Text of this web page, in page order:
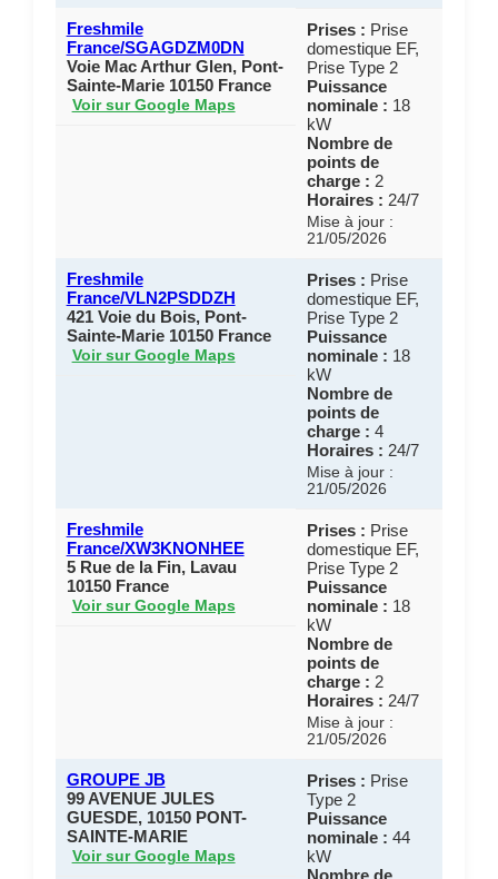
Freshmile
France/SGAGDZM0DN
Voie Mac Arthur Glen, Pont-
Sainte-Marie 10150 France
Voir sur Google Maps
Prises : Prise
domestique EF,
Prise Type 2
Puissance
nominale : 18
kW
Nombre de
points de
charge : 2
Horaires : 24/7
Mise à jour :
21/05/2026
Freshmile
France/VLN2PSDDZH
421 Voie du Bois, Pont-
Sainte-Marie 10150 France
Voir sur Google Maps
Prises : Prise
domestique EF,
Prise Type 2
Puissance
nominale : 18
kW
Nombre de
points de
charge : 4
Horaires : 24/7
Mise à jour :
21/05/2026
Freshmile
France/XW3KNONHEE
5 Rue de la Fin, Lavau
10150 France
Voir sur Google Maps
Prises : Prise
domestique EF,
Prise Type 2
Puissance
nominale : 18
kW
Nombre de
points de
charge : 2
Horaires : 24/7
Mise à jour :
21/05/2026
GROUPE JB
99 AVENUE JULES
GUESDE, 10150 PONT-
SAINTE-MARIE
Voir sur Google Maps
Prises : Prise
Type 2
Puissance
nominale : 44
kW
Nombre de